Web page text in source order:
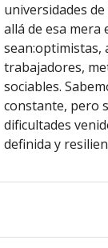
universidades
allá de esa mera
sean:optimistas,
trabajadores,
sociables.
constante, pero
dificultades
definida y